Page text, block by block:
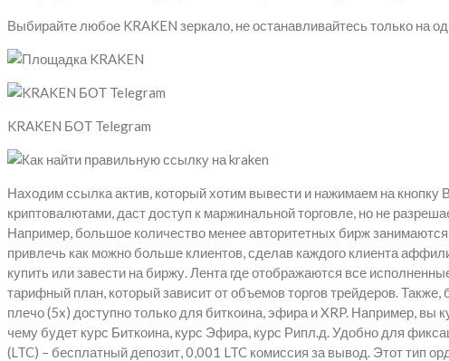
Выбирайте любое KRAKEN зеркало, не останавливайтесь только на
KRAKEN БОТ Telegram
Находим ссылка актив, который хотим вывести и нажимаем на
криптовалютами, даст доступ к маржинальной торговле, но не
Например, большое количество менее авторитетных бирж
привлечь как можно больше клиентов, сделав каждого клиента
купить или завести на биржу. Лента где отображаются все
тарифный план, который зависит от объемов торгов трейдеров.
плечо (5x) доступно только для биткоина, эфира и XRP. Например,
чему будет курс Биткоина, курс Эфира, курс Рипл.д. Удобно для
(LTC) – бесплатный депозит, 0,001 LTC комиссия за вывод. Этот тип